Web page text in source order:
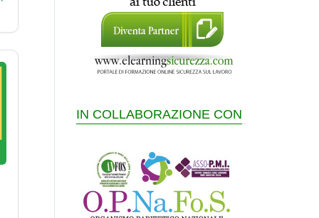
IN COLLABORAZIONE CON